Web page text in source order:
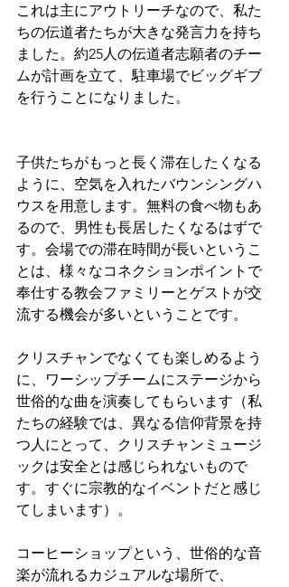
これは主にアウトリーチなので、私た
ちの伝道者たちが大きな発言力を持ち
ました。約25人の伝道者志願者のチー
ムが計画を立て、駐車場でビッグギブ
を行うことになりました。
子供たちがもっと長く滞在したくなる
ように、空気を入れたバウンシングハ
ウスを用意します。無料の食べ物もあ
るので、男性も長居したくなるはずで
す。会場での滞在時間が長いというこ
とは、様々なコネクションポイントで
奉仕する教会ファミリーとゲストが交
流する機会が多いということです。
クリスチャンでなくても楽しめるよう
に、ワーシップチームにステージから
世俗的な曲を演奏してもらいます（私
たちの経験では、異なる信仰背景を持
つ人にとって、クリスチャンミュージ
ックは安全とは感じられないもので
す。すぐに宗教的なイベントだと感じ
てしまいます）。
コーヒーショップという、世俗的な音
楽が流れるカジュアルな場所で、